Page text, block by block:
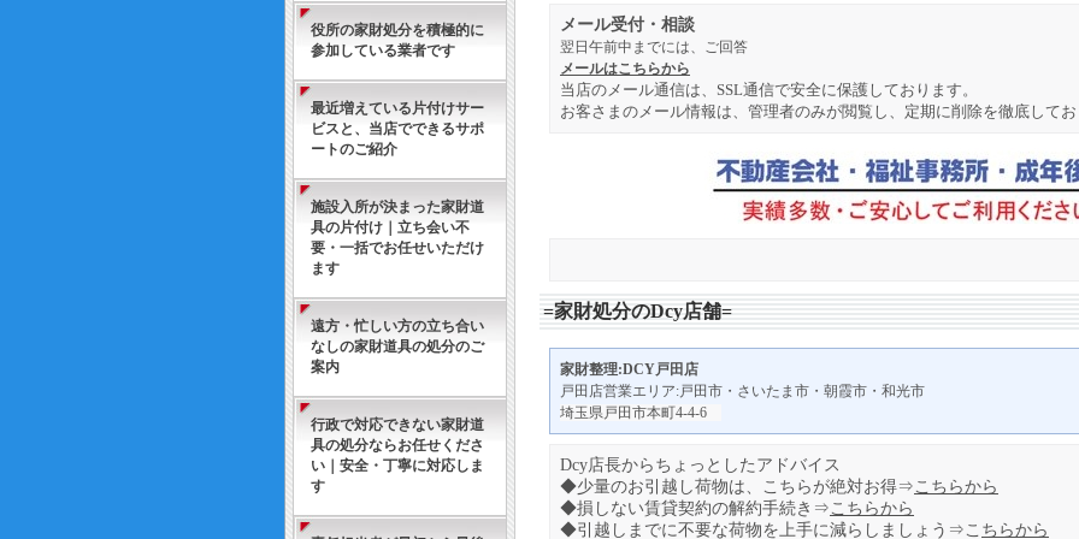
役所の家財処分を積極的に
参加している業者です
最近増えている片付けサー
ビスと、当店でできるサポ
ートのご紹介
施設入所が決まった家財道
具の片付け｜立ち会い不
要・一括でお任せいただけ
ます
遠方・忙しい方の立ち合い
なしの家財道具の処分のご
案内
行政で対応できない家財道
具の処分ならお任せくださ
い｜安全・丁寧に対応しま
す
メール受付・相談
翌日午前中までには、ご回答
メールはこちらから
当店のメール通信は、SSL通信で安全に保護しております。
お客さまのメール情報は、管理者のみが閲覧し、定期に削除を徹底して
=家財処分のDcy店舗=
家財整理:DCY戸田店
戸田店営業エリア:戸田市・さいたま市・朝霞市・和光市
埼玉県戸田市本町4-4-6
Dcy店長からちょっとしたアドバイス
◆少量のお引越し荷物は、こちらが絶対お得⇒こちらから
◆損しない賃貸契約の解約手続き⇒こちらから
◆引越しまでに不要な荷物を上手に減らしましょう⇒こ ちらから